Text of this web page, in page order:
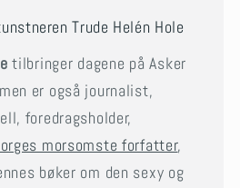
Trude Helén Hole
tilbringer dagene på Asker
er også journalist,
foredragsholder,
morsomste forfatter,
bøker om den sexy og